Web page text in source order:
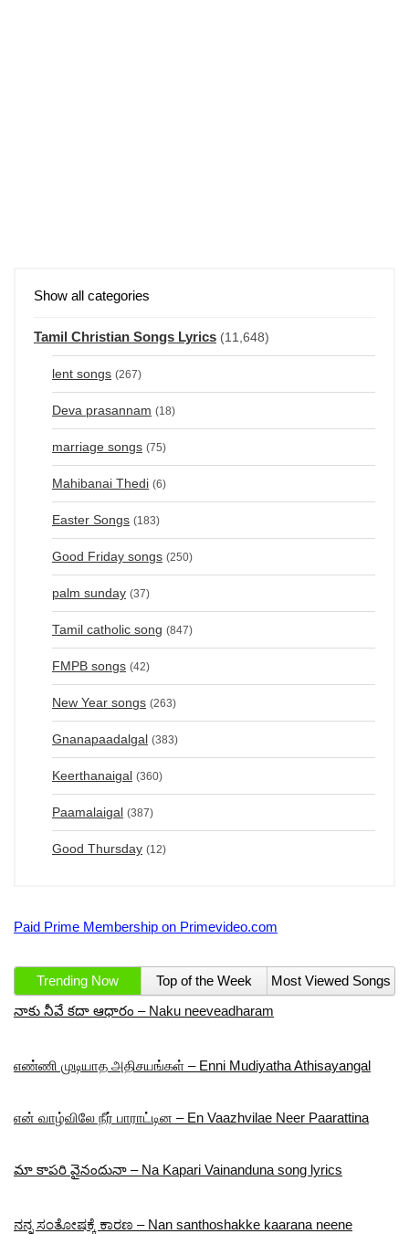
Show all categories
Tamil Christian Songs Lyrics (11,648)
lent songs (267)
Deva prasannam (18)
marriage songs (75)
Mahibanai Thedi (6)
Easter Songs (183)
Good Friday songs (250)
palm sunday (37)
Tamil catholic song (847)
FMPB songs (42)
New Year songs (263)
Gnanapaadalgal (383)
Keerthanaigal (360)
Paamalaigal (387)
Good Thursday (12)
Paid Prime Membership on Primevideo.com
Trending Now Top of the Week
Most Viewed Songs
నాకు నీవే కదా ఆధారం – Naku neeveadharam
எண்ணி முடியாத அதிசயங்கள் – Enni Mudiyatha Athisayangal
என் வாழ்விலே நீர் பாராட்டின – En Vaazhvilae Neer Paarattina
మా కాపరి వైనందునా – Na Kapari Vainanduna song lyrics
ನನ್ನ ಸಂತೋಷಕ್ಕೆ ಕಾರಣ – Nan santhoshakke kaarana neene